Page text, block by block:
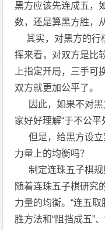
黑方应该先连成五，
数，还是算黑方胜，
其实，对黑方的行
挥来看，对双方是比
上指定开局，三手可
双方就更加公平了。
因此，如果不对黑
家好好理解“于不公平
但是，给黑方设立
力量上的均衡吗？
制定连珠五子棋规
随着连珠五子棋研究
力量的均衡。“连五取
胜方法和“阻挡成五”